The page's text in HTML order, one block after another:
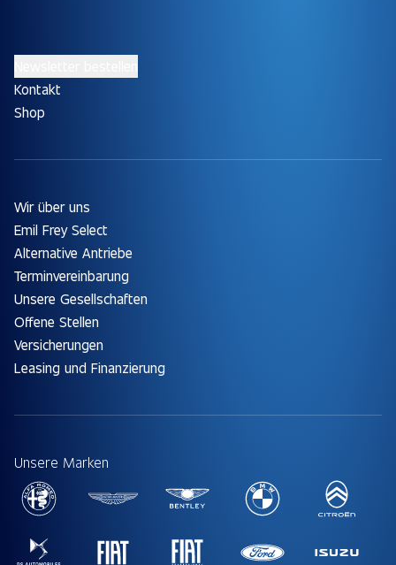
Kontakt
Shop
Wir über uns
Emil Frey Select
Alternative Antriebe
Terminvereinbarung
Unsere Gesellschaften
Offene Stellen
Versicherungen
Leasing und Finanzierung
Unsere Marken